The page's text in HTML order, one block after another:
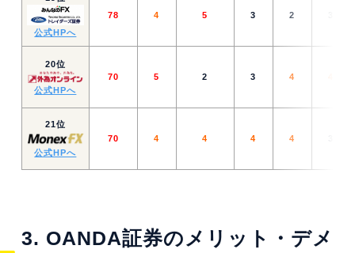
公式HPへ
78 4 5 3 2
20位
公式HPへ
70 5 2 3 4
21位
公式HPへ
70 4 4 4 4
3. OANDA証券のメリット・デメ